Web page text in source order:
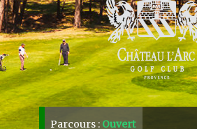
Parcours : Ouvert